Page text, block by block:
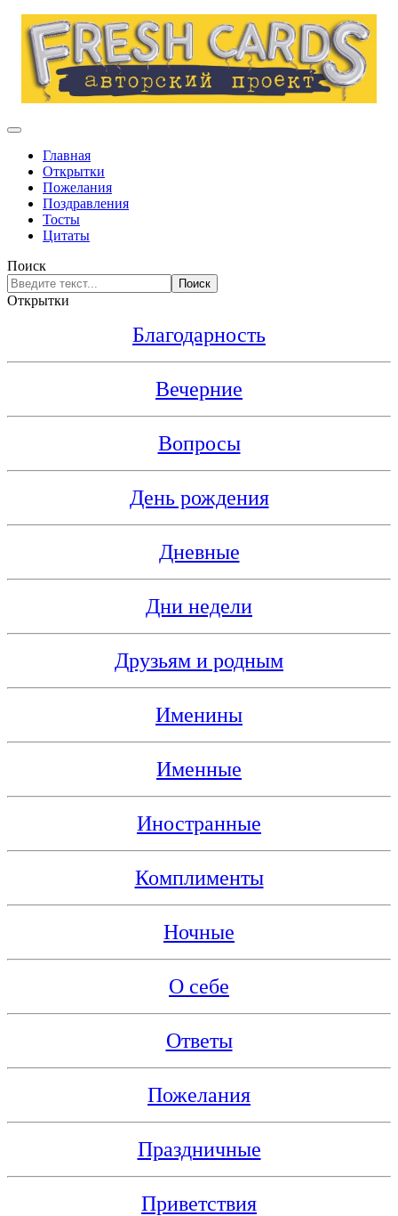
Главная
Открытки
Пожелания
Поздравления
Тосты
Цитаты
Поиск
Поиск
Открытки
Благодарность
Вечерние
Вопросы
День рождения
Дневные
Дни недели
Друзьям и родным
Именины
Именные
Иностранные
Комплименты
Ночные
О себе
Ответы
Пожелания
Праздничные
Приветствия